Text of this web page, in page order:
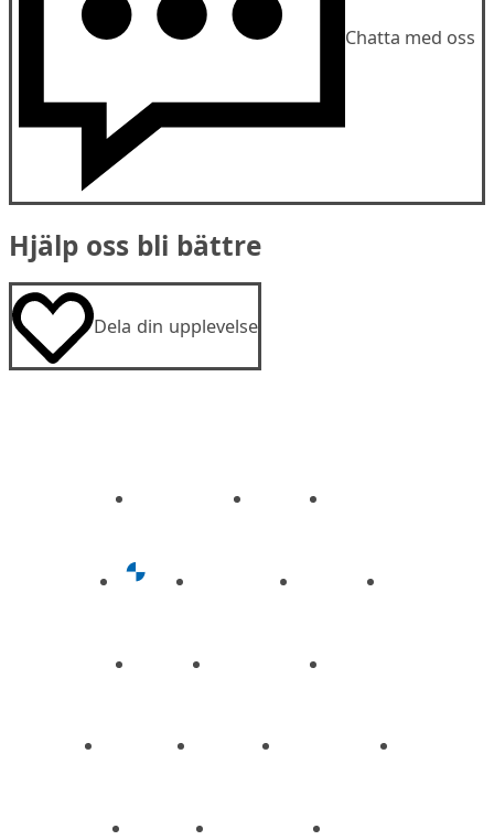
Chatta med oss
Hjälp oss bli bättre
Dela din upplevelse